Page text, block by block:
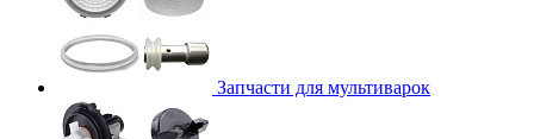
Запчасти для мультиварок